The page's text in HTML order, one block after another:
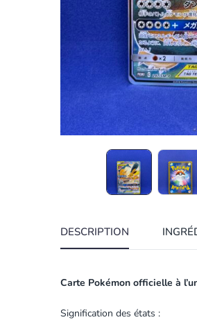
DESCRIPTION
Carte Pokémon officielle à
Signification des états :